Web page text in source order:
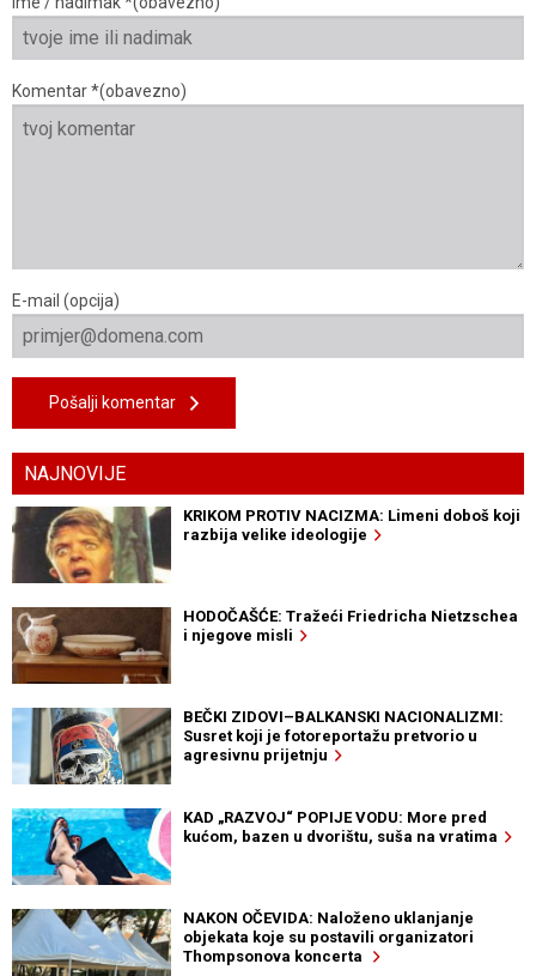
Komentar *(obavezno)
E-mail (opcija)
Pošalji komentar
NAJNOVIJE
KRIKOM PROTIV NACIZMA: Limeni doboš koji
razbija velike ideologije
HODOČAŠĆE: Tražeći Friedricha Nietzschea
i njegove misli
BEČKI ZIDOVI–BALKANSKI NACIONALIZMI:
Susret koji je fotoreportažu pretvorio u
agresivnu prijetnju
KAD „RAZVOJ“ POPIJE VODU: More pred
kućom, bazen u dvorištu, suša na vratima
NAKON OČEVIDA: Naloženo uklanjanje
objekata koje su postavili organizatori
Thompsonova koncerta